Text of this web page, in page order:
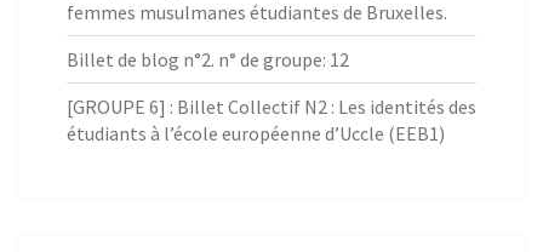
femmes musulmanes étudiantes de Bruxelles.
Billet de blog n°2. n° de groupe: 12
[GROUPE 6] : Billet Collectif N2 : Les identités des
étudiants à l’école européenne d’Uccle (EEB1)